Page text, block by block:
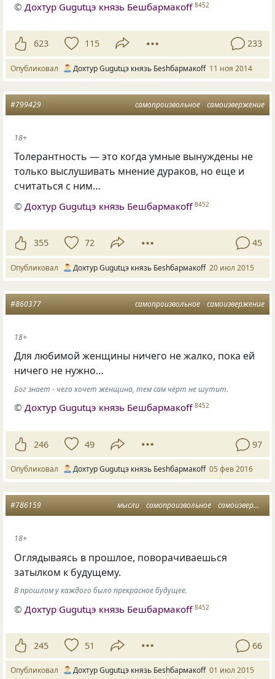
©Дохтур Gugutцэ князь Бешбармакоff 8452
623 115 233
Опубликовал Дохтур Gugutцэ князь Беshбармакоff 11 ноя 2014
самопроизвольное самоизвержение
#799429
18+
Толерантность — это когда умные вынуждены не
только выслушивать мнение дураков, но еще и
считаться с ним…
© Дохтур Gugutцэ князь Бешбармакоff 8452
355 72 45
Опубликовал Дохтур Gugutцэ князь Беshбармакоff 20 июл 2015
самопроизвольное самоизвержение
#860377
18+
Для любимой женщины ничего не жалко, пока ей
ничего не нужно…
Бог знает - чего хочет женщина, тем сам чёрт не шутит.
©Дохтур Gugutцэ князь Бешбармакоff 8452
246 49 97
Опубликовал Дохтур Gugutцэ князь Беshбармакоff 05 фев 2016
мысли самопроизвольное самоизвержение
#786159
18+
Оглядываясь в прошлое, поворачиваешься
затылком к будущему.
В прошлом у каждого было прекрасное будущее.
© Дохтур Gugutцэ князь Бешбармакоff 8452
245 51 66
Опубликовал Дохтур Gugutцэ князь Беshбармакоff 01 июл 2015